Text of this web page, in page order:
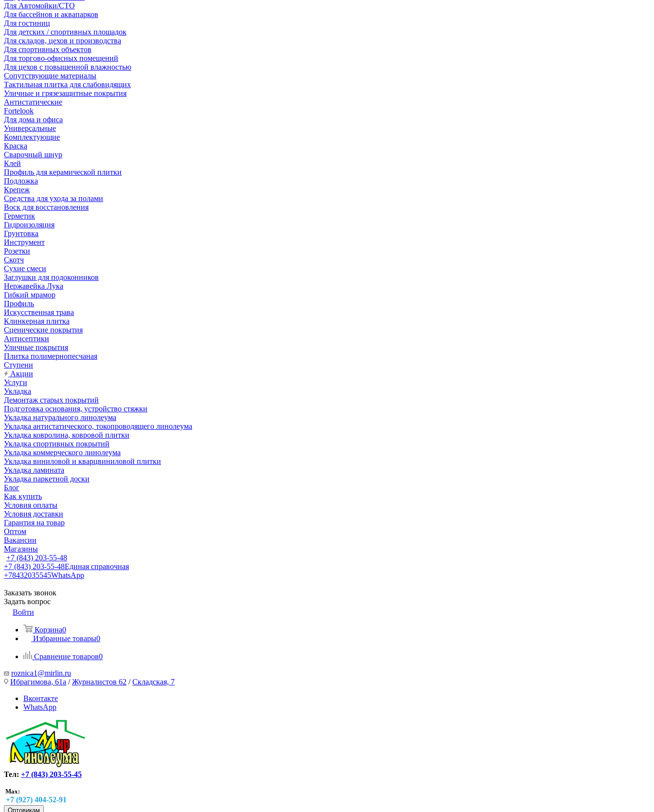
Для Автомойки/СТО
Для бассейнов и аквапарков
Для гостиниц
Для детских / спортивных площадок
Для складов, цехов и производства
Для спортивных объектов
Для торгово-офисных помещений
Для цехов с повышенной влажностью
Сопутствующие материалы
Тактильная плитка для слабовидящих
Уличные и грязезащитные покрытия
Антистатические
Fortelook
Для дома и офиса
Универсальные
Комплектующие
Краска
Сварочный шнур
Клей
Профиль для керамической плитки
Подложка
Крепеж
Средства для ухода за полами
Воск для восстановления
Герметик
Гидроизоляция
Грунтовка
Инструмент
Розетки
Скотч
Сухие смеси
Заглушки для подоконников
Нержавейка Лука
Гибкий мрамор
Профиль
Искусственная трава
Клинкерная плитка
Сценические покрытия
Антисептики
Уличные покрытия
Плитка полимернопесчаная
Ступени
Акции
Услуги
Укладка
Демонтаж старых покрытий
Подготовка основания, устройство стяжки
Укладка натурального линолеума
Укладка антистатического, токопроводящего линолеума
Укладка ковролина, ковровой плитки
Укладка спортивных покрытий
Укладка коммерческого линолеума
Укладка виниловой и кварцвиниловой плитки
Укладка ламината
Укладка паркетной доски
Блог
Как купить
Условия оплаты
Условия доставки
Гарантия на товар
Оптом
Вакансии
Магазины
+7 (843) 203-55-48
+7 (843) 203-55-48Единая справочная
+78432035545WhatsApp
Заказать звонок
Задать вопрос
Войти
Корзина0
Избранные товары0
Сравнение товаров0
roznica1@mirlin.ru
Ибрагимова, 61а /Журналистов 62 /Складская, 7
Вконтакте
WhatsApp
Тел: +7 (843) 203-55-45
Max:
+7 (927) 404-52-91
Оптовикам